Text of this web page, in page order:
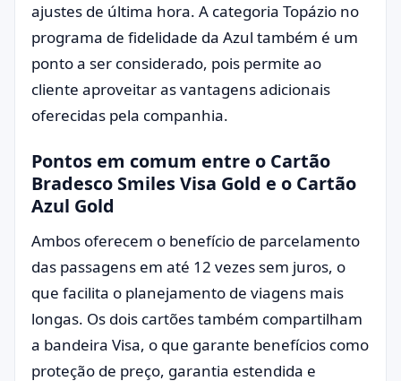
ajustes de última hora. A categoria Topázio no
programa de fidelidade da Azul também é um
ponto a ser considerado, pois permite ao
cliente aproveitar as vantagens adicionais
oferecidas pela companhia.
Pontos em comum entre o Cartão
Bradesco Smiles Visa Gold e o Cartão
Azul Gold
Ambos oferecem o benefício de parcelamento
das passagens em até 12 vezes sem juros, o
que facilita o planejamento de viagens mais
longas. Os dois cartões também compartilham
a bandeira Visa, o que garante benefícios como
proteção de preço, garantia estendida e